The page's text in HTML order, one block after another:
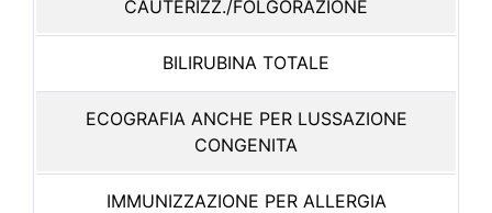
CAUTERIZZ./FOLGORAZIONE
BILIRUBINA TOTALE
ECOGRAFIA ANCHE PER LUSSAZIONE
CONGENITA
IMMUNIZZAZIONE PER ALLERGIA